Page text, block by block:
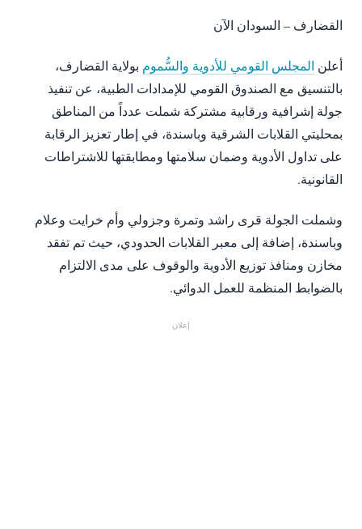
القضارف – السودان الآن
أعلن المجلس القومي للأدوية والسُّموم بولاية القضارف،
بالتنسيق مع الصندوق القومي للإمدادات الطبية، عن تنفيذ
جولة إشرافية ورقابية مشتركة شملت عدداً من المناطق
بمحليتي القلابات الشرقية وباسندة، في إطار تعزيز الرقابة
على تداول الأدوية وضمان سلامتها ومطابقتها للاشتراطات
القانونية.
وشملت الجولة قرى راشد وتمرة وجزولي وأم خرايت وعلام
وباسندة، إضافة إلى معبر القلابات الحدودي، حيث تم تفقد
مخازن ومنافذ توزيع الأدوية والوقوف على مدى الالتزام
بالضوابط المنظمة للعمل الدوائي.
إعلان